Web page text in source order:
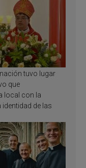
tuvo lugar
que
local con la
de las